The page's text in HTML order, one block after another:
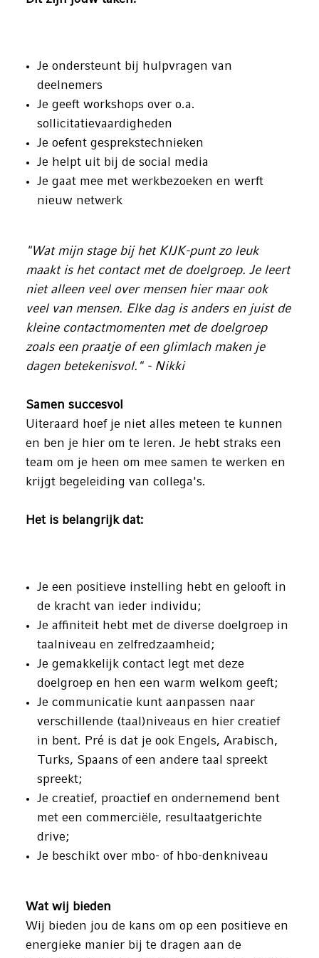
Je ondersteunt bij hulpvragen van
deelnemers
Je geeft workshops over o.a.
sollicitatievaardigheden
Je oefent gesprekstechnieken
Je helpt uit bij de social media
Je gaat mee met werkbezoeken en werft
nieuw netwerk
"Wat mijn stage bij het KIJK-punt zo leuk
maakt is het contact met de doelgroep. Je leert
niet alleen veel over mensen hier maar ook
veel van mensen. Elke dag is anders en juist de
kleine contactmomenten met de doelgroep
zoals een praatje of een glimlach maken je
dagen betekenisvol." - Nikki
Samen succesvol
Uiteraard hoef je niet alles meteen te kunnen
en ben je hier om te leren. Je hebt straks een
team om je heen om mee samen te werken en
krijgt begeleiding van collega's.
Het is belangrijk dat:
Je een positieve instelling hebt en gelooft in
de kracht van ieder individu;
Je affiniteit hebt met de diverse doelgroep in
taalniveau en zelfredzaamheid;
Je gemakkelijk contact legt met deze
doelgroep en hen een warm welkom geeft;
Je communicatie kunt aanpassen naar
verschillende (taal)niveaus en hier creatief
in bent. Pré is dat je ook Engels, Arabisch,
Turks, Spaans of een andere taal spreekt
spreekt;
Je creatief, proactief en ondernemend bent
met een commerciële, resultaatgerichte
drive;
Je beschikt over mbo- of hbo-denkniveau
Wat wij bieden
Wij bieden jou de kans om op een positieve en
energieke manier bij te dragen aan de